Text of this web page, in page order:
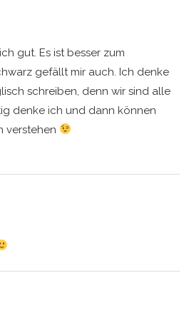
gut. Es ist besser zum
gefällt mir auch. Ich denke
schreiben, denn wir sind alle
denke ich und dann können
verstehen